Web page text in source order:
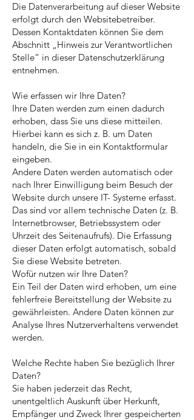
Die Datenverarbeitung auf dieser Website
erfolgt durch den Websitebetreiber.
Dessen Kontaktdaten können Sie dem
Abschnitt „Hinweis zur Verantwortlichen
Stelle“ in dieser Datenschutzerklärung
entnehmen.
Wie erfassen wir Ihre Daten?
Ihre Daten werden zum einen dadurch
erhoben, dass Sie uns diese mitteilen.
Hierbei kann es sich z. B. um Daten
handeln, die Sie in ein Kontaktformular
eingeben.
Andere Daten werden automatisch oder
nach Ihrer Einwilligung beim Besuch der
Website durch unsere IT- Systeme erfasst.
Das sind vor allem technische Daten (z. B.
Internetbrowser, Betriebssystem oder
Uhrzeit des Seitenaufrufs). Die Erfassung
dieser Daten erfolgt automatisch, sobald
Sie diese Website betreten.
Wofür nutzen wir Ihre Daten?
Ein Teil der Daten wird erhoben, um eine
fehlerfreie Bereitstellung der Website zu
gewährleisten. Andere Daten können zur
Analyse Ihres Nutzerverhaltens verwendet
werden.
Welche Rechte haben Sie bezüglich Ihrer
Daten?
Sie haben jederzeit das Recht,
unentgeltlich Auskunft über Herkunft,
Empfänger und Zweck Ihrer gespeicherten